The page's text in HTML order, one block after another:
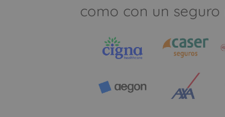
como con un